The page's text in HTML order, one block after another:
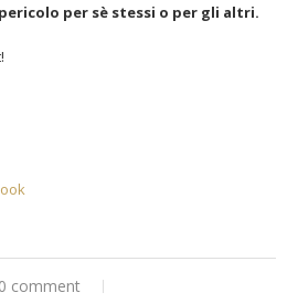
per sè stessi o per gli altri.
0 comment